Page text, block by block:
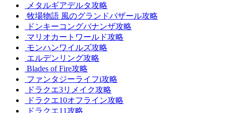
メタルギアデルタ攻略
牧場物語 風のグランドバザール攻略
ドンキーコングバナンザ攻略
マリオカートワールド攻略
モンハンワイルズ攻略
エルデンリング攻略
Blades of Fire攻略
ファンタジーライフi攻略
ドラクエ3リメイク攻略
ドラクエ10オフライン攻略
ドラクエ11攻略